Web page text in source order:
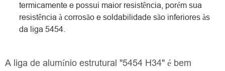
termicamente e possui maior resistência, porém sua
resistência à corrosão e soldabilidade são inferiores às
da liga 5454.
A liga de alumínio estrutural "5454 H34" é bem